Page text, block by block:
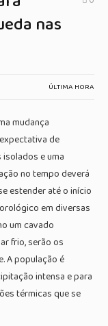
nas
ÚLTIMA HORA
mudança
de
e uma
no tempo deverá
estender até o início
em diversas
um cavado
frio, serão os
A população é
intensa e para
térmicas que se